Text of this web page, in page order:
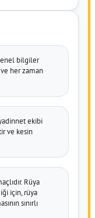
bilgiler
her zaman
ekibi
ve kesin
Rüya
için, rüya
sınırlı